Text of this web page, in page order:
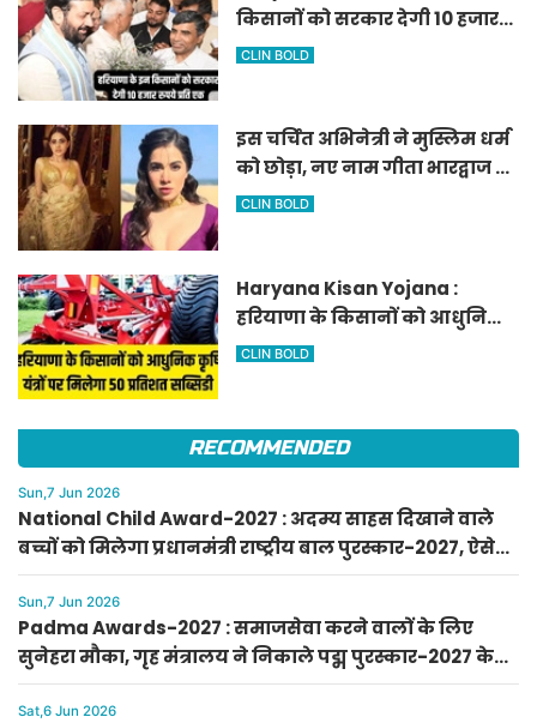
किसानों को सरकार देगी 10 हजार
रुपये प्रति एकड़, सीएम सैनी की
CLIN BOLD
इस चर्चित अभिनेत्री ने मुस्लिम धर्म
को छोड़ा, नए नाम गीता भारद्वाज से
हो रही वायरल
CLIN BOLD
Haryana Kisan Yojana :
हरियाणा के किसानों को आधुनिक
कृषि यंत्रों पर मिलेगा 50 प्रतिशत
CLIN BOLD
RECOMMENDED
Sun,7 Jun 2026
National Child Award-2027 : अदम्य साहस दिखाने वाले
बच्चों को मिलेगा प्रधानमंत्री राष्ट्रीय बाल पुरस्कार-2027, ऐसे
करें आवेदन
Sun,7 Jun 2026
Padma Awards-2027 : समाजसेवा करने वालों के लिए
सुनेहरा मौका, गृह मंत्रालय ने निकाले पद्म पुरस्कार-2027 के
लिए आवेदन
Sat,6 Jun 2026